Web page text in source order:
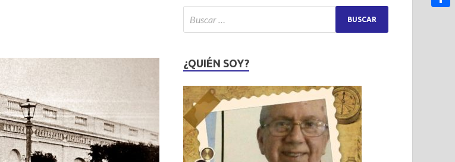
¿QUIÉN SOY?